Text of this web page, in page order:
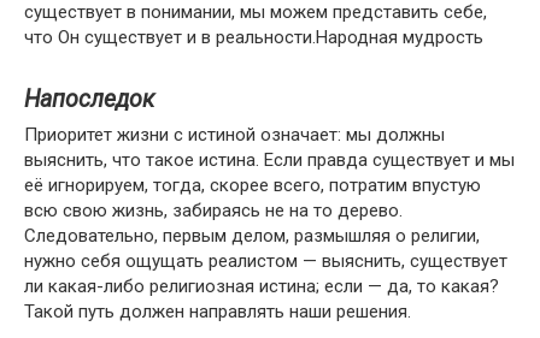
существует в понимании, мы можем представить себе,
что Он существует и в реальности.Народная мудрость
Напоследок
Приоритет жизни с истиной означает: мы должны
выяснить, что такое истина. Если правда существует и мы
её игнорируем, тогда, скорее всего, потратим впустую
всю свою жизнь, забираясь не на то дерево.
Следовательно, первым делом, размышляя о религии,
нужно себя ощущать реалистом — выяснить, существует
ли какая-либо религиозная истина; если — да, то какая?
Такой путь должен направлять наши решения.